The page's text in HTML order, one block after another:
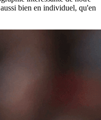
bien en individuel, qu'en